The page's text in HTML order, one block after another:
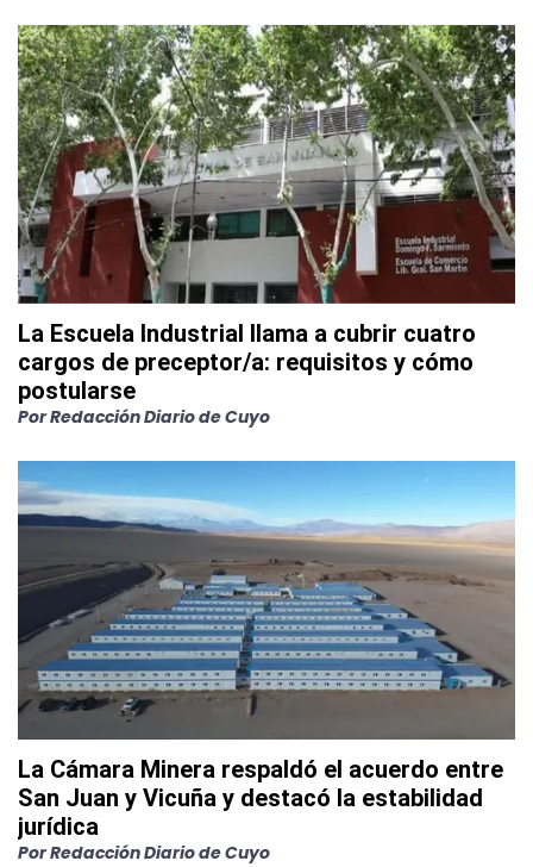
La Escuela Industrial llama a cubrir cuatro
cargos de preceptor/a: requisitos y cómo
postularse
PorRedacción Diario de Cuyo
La Cámara Minera respaldó el acuerdo entre
San Juan y Vicuña y destacó la estabilidad
jurídica
PorRedacción Diario de Cuyo